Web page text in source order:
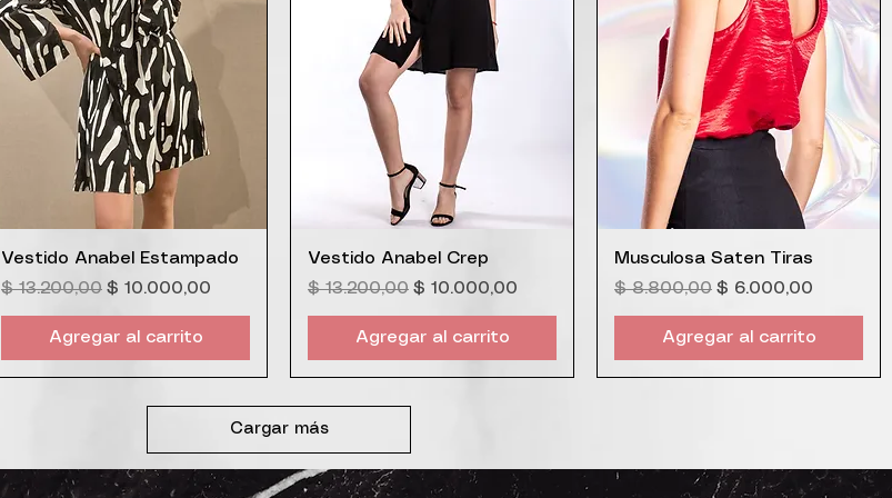
Vista rápida
Vestido Anabel Estampado
Precio
$ 13.200,00 Precio de oferta
$ 10.000,00
Agregar al carrito
Vista rápida
Vestido Anabel Crep
Precio
$ 13.200,00 Precio de oferta
$ 10.000,00
Agregar al carrito
Vista rápida
Musculosa Saten Tiras
Precio
$ 8.800,00 Precio de oferta
$ 6.000,00
Agregar al carrito
Cargar más